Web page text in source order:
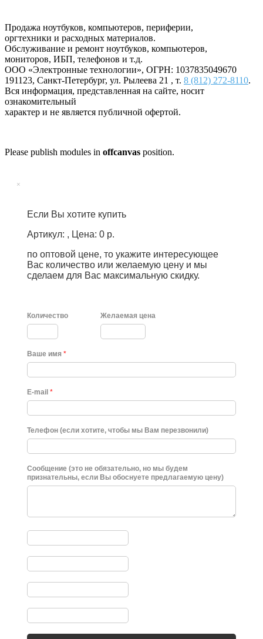
Продажа ноутбуков, компьютеров, периферии,
оргтехники и расходных материалов.
Обслуживание и ремонт ноутбуков, компьютеров,
мониторов, ИБП, телефонов и т.д.
ООО «Электронные технологии», ОГРН: 1037835049670
191123, Санкт-Петербург, ул. Рылеева 21 , т. 8 (812) 272-8110.
Вся информация, представленная на сайте, носит
ознакомительный
характер и не является публичной офертой.
Please publish modules in offcanvas position.
×
Если Вы хотите купить
Артикул: , Цена: 0 р.
по оптовой цене, то укажите интересующее
Вас количество или желаемую цену и мы
сделаем для Вас максимальную скидку.
Количество Желаемая цена
Ваше имя *
E-mail *
Телефон (если хотите, чтобы мы Вам перезвонили)
Сообщение (это не обязательно, но мы будем
признательны, если Вы обоснуете предлагаемую цену)